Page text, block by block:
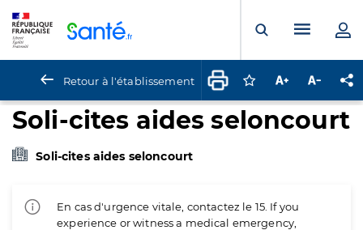
Ouvrir laMenu
Retour à l'établissement Connectez-vous
Augmenter la
Soli-cites aides seloncourt
Soli-cites aides seloncourt
En cas d'urgence vitale, contactez le 15. If you
experience or witness a medical emergency,